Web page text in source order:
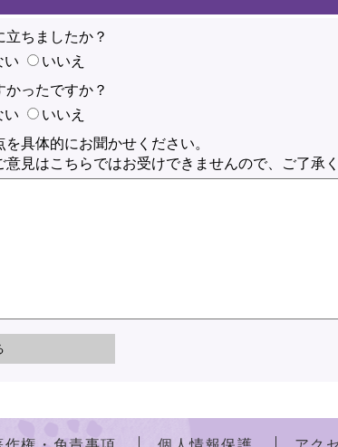
立ちましたか？
い
いいえ
かったですか？
い
いいえ
具体的にお聞かせください。
見はこちらではお受けできませんので、ご了承く